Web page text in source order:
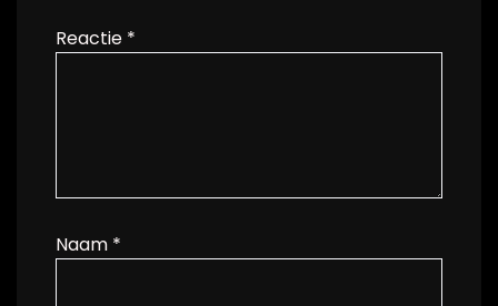
Reactie *
Naam *